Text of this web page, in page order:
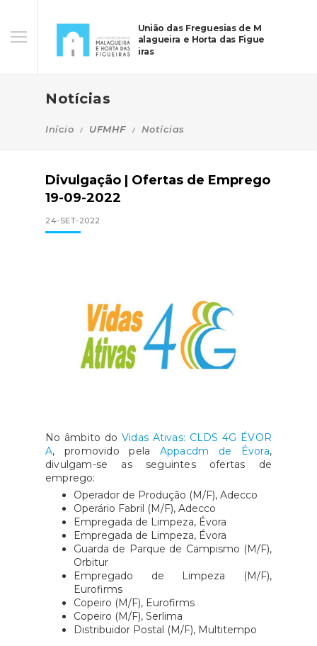
União das Freguesias de M
alagueira e Horta das Figue
iras
Notícias
Início UFMHF Notícias
Divulgação | Ofertas de Emprego
19-09-2022
24-SET-2022
No âmbito do Vidas Ativas: CLDS 4G ÉVOR
A, promovido pela Appacdm de Évora,
divulgam-se as seguintes ofertas de
emprego:
Operador de Produção (M/F), Adecco
Operário Fabril (M/F), Adecco
Empregada de Limpeza, Évora
Empregada de Limpeza, Évora
Guarda de Parque de Campismo (M/F),
Orbitur
Empregado de Limpeza (M/F),
Eurofirms
Copeiro (M/F), Eurofirms
Copeiro (M/F), Serlima
Distribuidor Postal (M/F), Multitempo